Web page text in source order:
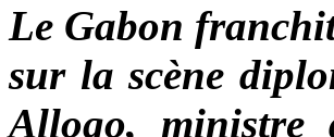
Le Gabon
sur la scène
Allogo, ministre